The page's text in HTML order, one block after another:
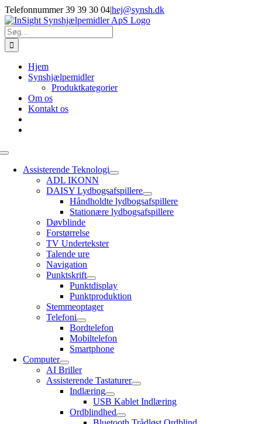
Skip
to
content
Telefonnummer 39 39 30 04|hej@synsh.dk
Søg
efter:
Hjem
Synshjælpemidler
Produktkategorier
Om os
Kontakt os
Toggle
NavigationAssisterende Teknologi
ADL IKONN
DAISY Lydbogsafspillere
Håndholdte lydbogsafspillere
Stationære lydbogsafspillere
Døvblinde
Forstørrelse
TV Undertekster
Talende ure
Navigation
Punktskrift
Punktdisplay
Punktproduktion
Stemmeoptager
Telefoni
Bordtelefon
Mobiltelefon
Smartphone
Computer
AI Briller
Assisterende Tastaturer
Indlæring
USB Kablet Indlæring
Ordblindhed